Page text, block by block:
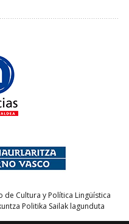
Cultura y Política Lingüística
Politika Sailak lagunduta